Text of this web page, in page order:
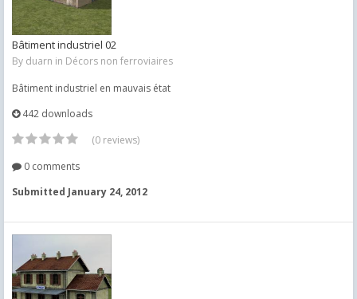
Bâtiment industriel 02
By duarn in Décors non ferroviaires
Bâtiment industriel en mauvais état
442 downloads
(0 reviews)
0 comments
Submitted January 24, 2012